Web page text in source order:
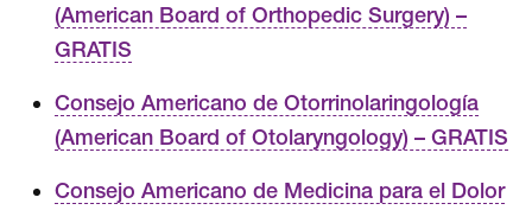
(American Board of Orthopedic Surgery) –
GRATIS
Consejo Americano de Otorrinolaringología
(American Board of Otolaryngology) – GRATIS
Consejo Americano de Medicina para el Dolor